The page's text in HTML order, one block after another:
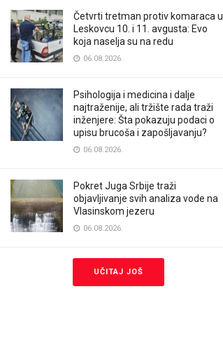
Četvrti tretman protiv komaraca u
Leskovcu 10. i 11. avgusta: Evo
koja naselja su na redu
06.08.2026.
Psihologija i medicina i dalje
najtraženije, ali tržište rada traži
inženjere: Šta pokazuju podaci o
upisu brucoša i zapošljavanju?
06.08.2026.
Pokret Juga Srbije traži
objavljivanje svih analiza vode na
Vlasinskom jezeru
06.08.2026.
UČITAJ JOŠ